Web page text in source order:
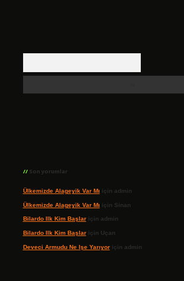
Son yorumlar
Ülkemizde Alageyik Var Mı için admin
Ülkemizde Alageyik Var Mı için Sinan
Bilardo Ilk Kim Başlariçin admin
Bilardo Ilk Kim Başlariçin Uçan
Deveci Armudu Ne Işe Yarıyoriçin admin